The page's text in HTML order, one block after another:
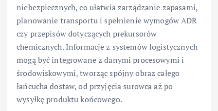
niebezpiecznych, co ułatwia zarządzanie zapasami,
planowanie transportu i spełnienie wymogów ADR
czy przepisów dotyczących prekursorów
chemicznych. Informacje z systemów logistycznych
mogą być integrowane z danymi procesowymi i
środowiskowymi, tworząc spójny obraz całego
łańcucha dostaw, od przyjęcia surowca aż po
wysyłkę produktu końcowego.